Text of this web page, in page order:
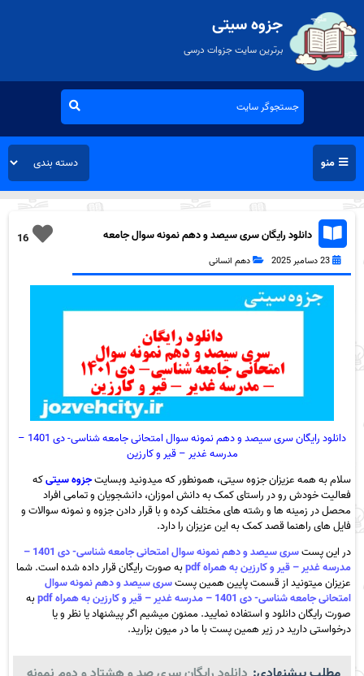
جزوه سیتی
برترین سایت جزوات درسی
منو
16
دانلود رایگان سری سیصد و دهم نمونه سوال جامعه
شناسی دهم انسانی به همراه pdf
23 دسامبر 2025 دهم انسانی
دانلود رایگان سری سیصد و دهم نمونه سوال امتحانی جامعه شناسی- دی 1401 –
مدرسه غدیر – قیر و کارزین
سلام به همه عزیزان جزوه سیتی، همونطور که میدونید وبسایتجزوه سیتیکه
فعالیت خودش رو در راستای کمک به دانش اموزان، دانشجویان و تمامی افراد
محصل در زمینه ها و رشته های مختلف کرده و با قرار دادن جزوه و نمونه سوالات و
فایل های راهنما قصد کمک به این عزیزان را دارد.
در این پست
سری سیصد و دهم نمونه سوال امتحانی جامعه شناسی- دی 1401 –
مدرسه غدیر – قیر و کارزین به همراه pdf
به صورت رایگان قرار داده شده است. شما
عزیزان میتونید از قسمت پایین همین پستسری سیصد و دهم نمونه سوال
امتحانی جامعه شناسی- دی 1401 – مدرسه غدیر – قیر و کارزین به همراه pdf
به
صورت رایگان دانلود و استفاده نمایید. ممنون میشیم اگر پیشنهاد یا نظر و یا
درخواستی دارید در زیر همین پست با ما در میون بزارید.